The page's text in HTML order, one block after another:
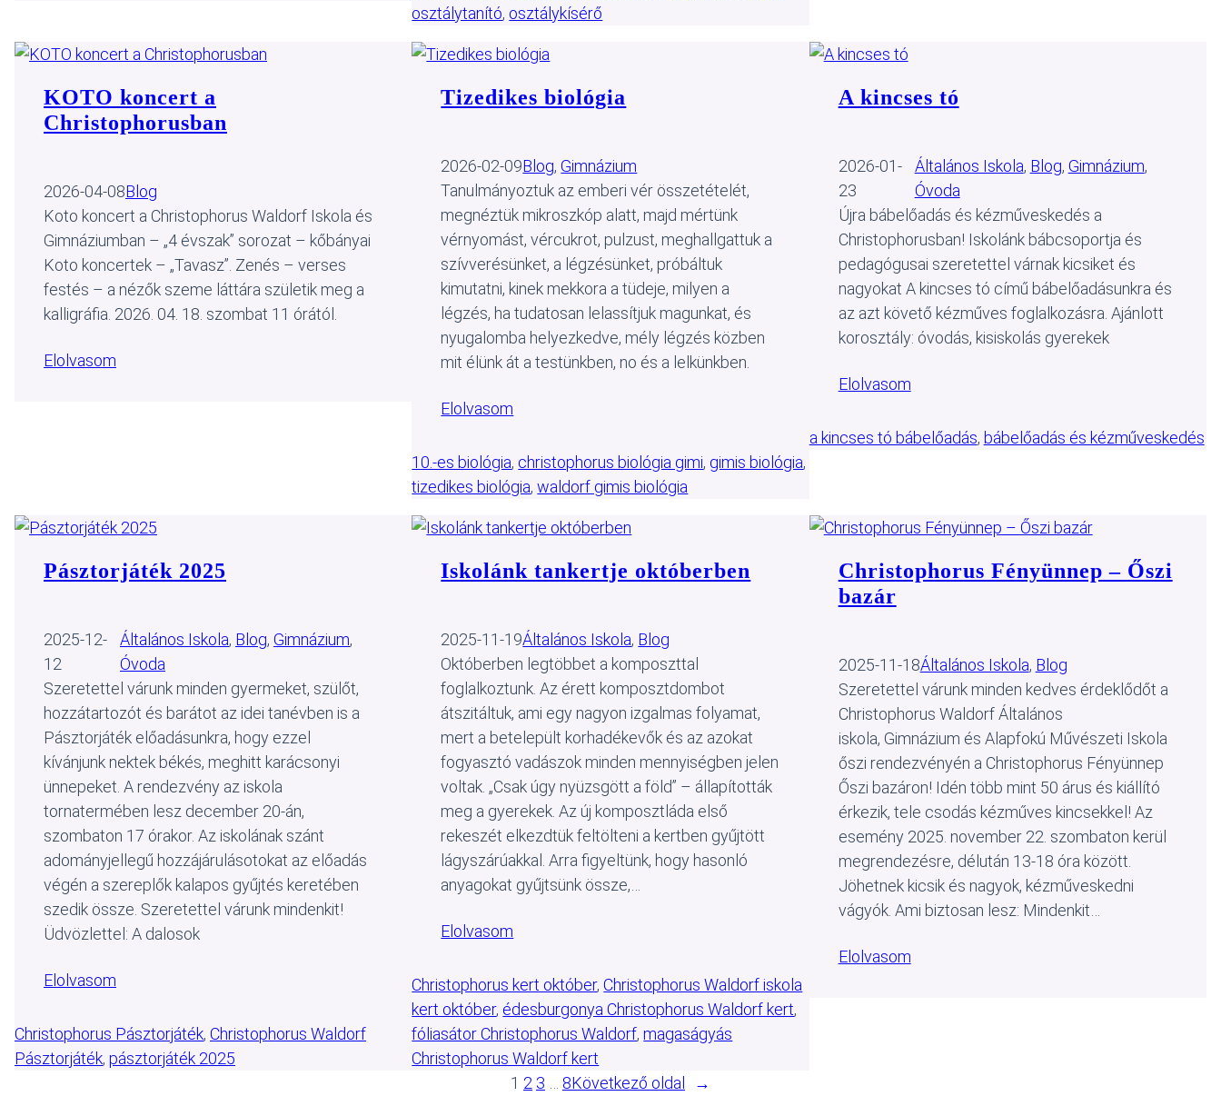
osztálytanító, osztálykísérő
KOTO koncert a
Christophorusban
2026-04-08Blog
Koto koncert a Christophorus Waldorf Iskola és
Gimnáziumban – „4 évszak” sorozat – kőbányai
Koto koncertek – „Tavasz”. Zenés – verses
festés – a nézők szeme láttára születik meg a
kalligráfia. 2026. 04. 18. szombat 11 órától.
Elolvasom
Tizedikes biológia
2026-02-09Blog, Gimnázium
Tanulmányoztuk az emberi vér összetételét,
megnéztük mikroszkóp alatt, majd mértünk
vérnyomást, vércukrot, pulzust, meghallgattuk a
szívverésünket, a légzésünket, próbáltuk
kimutatni, kinek mekkora a tüdeje, milyen a
légzés, ha tudatosan lelassítjuk magunkat, és
nyugalomba helyezkedve, mély légzés közben
mit élünk át a testünkben, no és a lelkünkben.
Elolvasom
10.-es biológia, christophorus biológia gimi, gimis biológia
tizedikes biológia, waldorf gimis biológia
A kincses tó
2026-01-
23
Általános Iskola, Blog, Gimnázium
Óvoda
Újra bábelőadás és kézműveskedés a
Christophorusban! Iskolánk bábcsoportja és
pedagógusai szeretettel várnak kicsiket és
nagyokat A kincses tó című bábelőadásunkra és
az azt követő kézműves foglalkozásra. Ajánlott
korosztály: óvodás, kisiskolás gyerekek
Elolvasom
a kincses tó bábelőadás, bábelőadás és kézműveskedés
Pásztorjáték 2025
2025-12-
12
Általános Iskola, Blog, Gimnázium
Óvoda
Szeretettel várunk minden gyermeket, szülőt,
hozzátartozót és barátot az idei tanévben is a
Pásztorjáték előadásunkra, hogy ezzel
kívánjunk nektek békés, meghitt karácsonyi
ünnepeket. A rendezvény az iskola
tornatermében lesz december 20-án,
szombaton 17 órakor. Az iskolának szánt
adományjellegű hozzájárulásotokat az előadás
végén a szereplők kalapos gyűjtés keretében
szedik össze. Szeretettel várunk mindenkit!
Üdvözlettel: A dalosok
Elolvasom
Christophorus Pásztorjáték, Christophorus Waldorf
Pásztorjáték, pásztorjáték 2025
Iskolánk tankertje októberben
2025-11-19Általános Iskola, Blog
Októberben legtöbbet a komposzttal
foglalkoztunk. Az érett komposztdombot
átszitáltuk, ami egy nagyon izgalmas folyamat,
mert a betelepült korhadékevők és az azokat
fogyasztó vadászok minden mennyiségben jelen
voltak. „Csak úgy nyüzsgött a föld” – állapították
meg a gyerekek. Az új komposztláda első
rekeszét elkezdtük feltölteni a kertben gyűjtött
lágyszárúakkal. Arra figyeltünk, hogy hasonló
anyagokat gyűjtsünk össze,…
Elolvasom
Christophorus kert október, Christophorus Waldorf iskola
kert október, édesburgonya Christophorus Waldorf kert
fóliasátor Christophorus Waldorf, magaságyás
Christophorus Waldorf kert
Christophorus Fényünnep – Őszi
bazár
2025-11-18Általános Iskola, Blog
Szeretettel várunk minden kedves érdeklődőt a
Christophorus Waldorf Általános
iskola, Gimnázium és Alapfokú Művészeti Iskola
őszi rendezvényén a Christophorus Fényünnep
Őszi bazáron! Idén több mint 50 árus és kiállító
érkezik, tele csodás kézműves kincsekkel! Az
esemény 2025. november 22. szombaton kerül
megrendezésre, délután 13-18 óra között.
Jöhetnek kicsik és nagyok, kézműveskedni
vágyók. Ami biztosan lesz: Mindenkit…
Elolvasom
1 2 3 8Következő oldal →